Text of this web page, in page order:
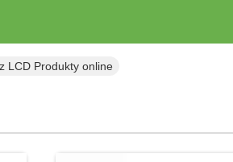
LCD Produkty online